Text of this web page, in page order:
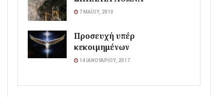
7 ΜΑΪ́ΟΥ, 2010
Προσευχή υπέρ
κεκοιμημένων
14 ΙΑΝΟΥΑΡΊΟΥ, 2017